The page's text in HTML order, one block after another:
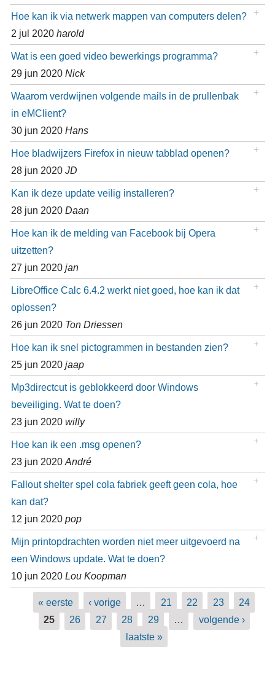
Hoe kan ik via netwerk mappen van computers delen?
2 jul 2020 harold
Wat is een goed video bewerkings programma?
29 jun 2020 Nick
Waarom verdwijnen volgende mails in de prullenbak
in eMClient?
30 jun 2020 Hans
Hoe bladwijzers Firefox in nieuw tabblad openen?
28 jun 2020 JD
Kan ik deze update veilig installeren?
28 jun 2020 Daan
Hoe kan ik de melding van Facebook bij Opera
uitzetten?
27 jun 2020 jan
LibreOffice Calc 6.4.2 werkt niet goed, hoe kan ik dat
oplossen?
26 jun 2020 Ton Driessen
Hoe kan ik snel pictogrammen in bestanden zien?
25 jun 2020 jaap
Mp3directcut is geblokkeerd door Windows
beveiliging. Wat te doen?
23 jun 2020 willy
Hoe kan ik een .msg openen?
23 jun 2020 André
Fallout shelter spel cola fabriek geeft geen cola, hoe
kan dat?
12 jun 2020 pop
Mijn printopdrachten worden niet meer uitgevoerd na
een Windows update. Wat te doen?
10 jun 2020 Lou Koopman
Pagina's
« eerste ‹ vorige … 21 22 23
24
25
26 27 28 29 …
volgende ›
laatste »